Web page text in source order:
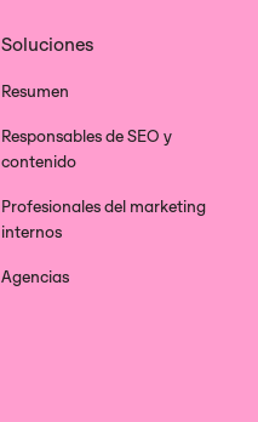
Soluciones
Resumen
Responsables de SEO y
contenido
Profesionales del marketing
internos
Agencias